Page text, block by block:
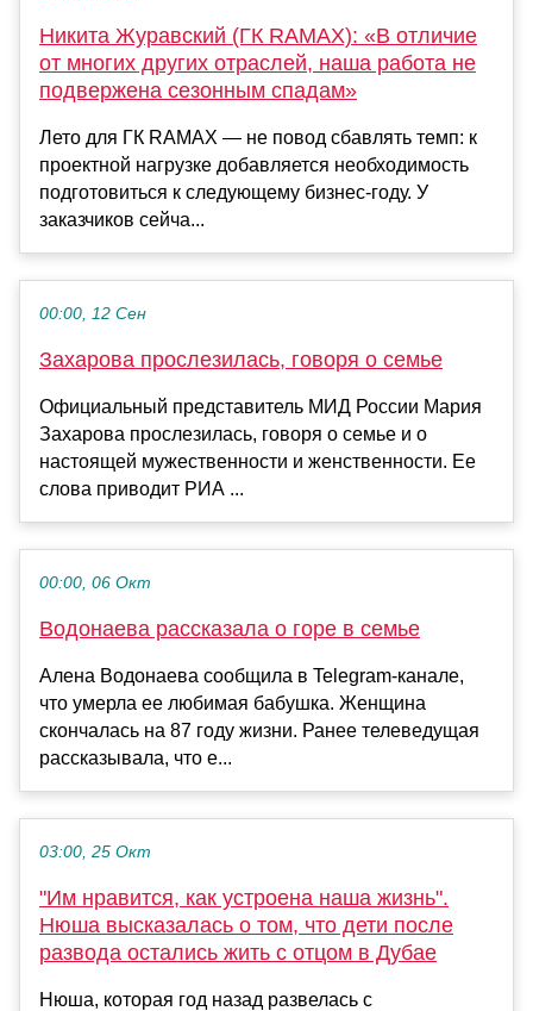
Никита Журавский (ГК RAMAX): «В отличие
от многих других отраслей, наша работа не
подвержена сезонным спадам»
Лето для ГК RAMAX — не повод сбавлять темп: к
проектной нагрузке добавляется необходимость
подготовиться к следующему бизнес-году. У
заказчиков сейча...
00:00, 12 Сен
Захарова прослезилась, говоря о семье
Официальный представитель МИД России Мария
Захарова прослезилась, говоря о семье и о
настоящей мужественности и женственности. Ее
слова приводит РИА ...
00:00, 06 Окт
Водонаева рассказала о горе в семье
Алена Водонаева сообщила в Telegram-канале,
что умерла ее любимая бабушка. Женщина
скончалась на 87 году жизни. Ранее телеведущая
рассказывала, что е...
03:00, 25 Окт
"Им нравится, как устроена наша жизнь".
Нюша высказалась о том, что дети после
развода остались жить с отцом в Дубае
Нюша, которая год назад развелась с